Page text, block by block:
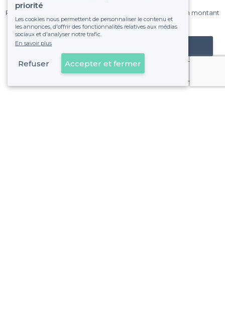
Pas de commissions et sans engagement, vous payez un montant
fixe sans risque de voir déraper la facture.
Référencer mon établissement
Déjà client
priorité
Les cookies nous permettent de personnaliser le contenu et
les annonces, d'offrir des fonctionnalités relatives aux médias
sociaux et d'analyser notre trafic.
En savoir plus
Refuser Accepter et fermer